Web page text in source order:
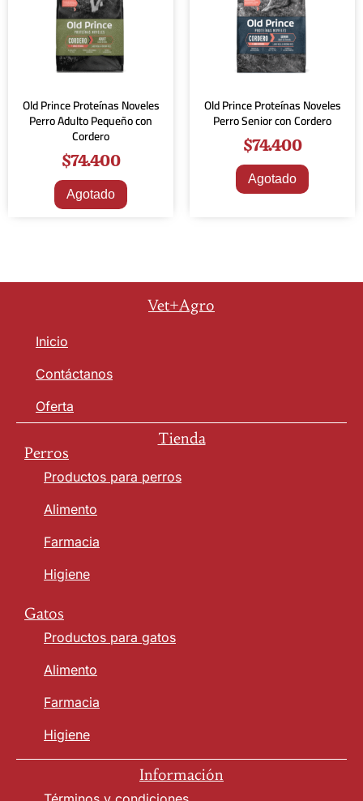
Old Prince Proteínas Noveles
Perro Adulto Pequeño con
Cordero
$74.400
Agotado
Old Prince Proteínas Noveles
Perro Senior con Cordero
$74.400
Agotado
Vet+Agro
Inicio
Contáctanos
Oferta
Tienda
Perros
Productos para perros
Alimento
Farmacia
Higiene
Gatos
Productos para gatos
Alimento
Farmacia
Higiene
Información